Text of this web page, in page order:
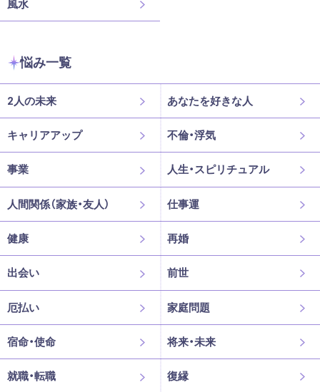
風水
悩み一覧
2人の未来 あなたを好きな人
キャリアアップ 不倫・浮気
事業 人生・スピリチュアル
人間関係（家族・友人） 仕事運
健康 再婚
出会い 前世
厄払い 家庭問題
宿命・使命 将来・未来
就職・転職 復縁